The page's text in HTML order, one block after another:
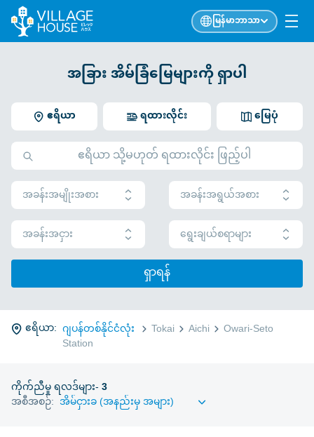
မြန်မာဘာသာ
အခြား အိမ်ခြံမြေများကို ရှာပါ
ဧရိယာ မြေပုံ
ရထားလိုင်း
အခန်းအမျိုးအစား
အခန်းအရွယ်အစား
အခန်းအငှား
ရွေးချယ်စရာများ
ရှာရန်
ဧရိယာ: ဂျပန်တစ်နိုင်ငံလုံး Tokai Aichi Owari-Seto
Station
ကိုက်ညီမှု ရလဒ်များ-3
အစီအစဉ်: